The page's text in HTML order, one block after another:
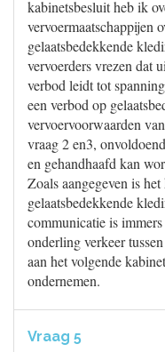
kabinetsbesluit heb ik
vervoermaatschappijen
gelaatsbedekkende
vervoerders vrezen dat
verbod leidt tot
een verbod op
vervoervoorwaarden
vraag 2 en3,
en gehandhaafd kan
Zoals aangegeven is
gelaatsbedekkende
communicatie is
onderling verkeer
aan het volgende
ondernemen.
Vraag 5